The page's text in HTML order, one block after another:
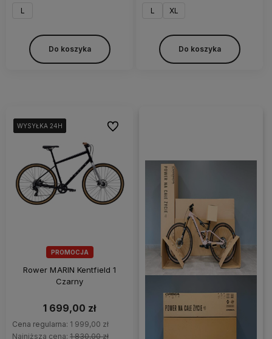
L
Do koszyka
L XL
Do koszyka
PROMOCJA
WYSYŁKA 24H
WYSYŁKA 24H
WYSYŁKA 24H
WYSYŁKA 24H
Rower MARIN Kentfield 1
Czarny
1 699,00 zł
Cena regularna: 1 999,00 zł
Najniższa cena: 1 830,00 zł
Do ulubionych